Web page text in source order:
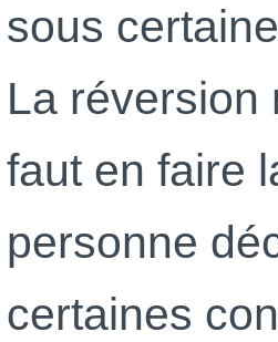
sous
La réversion
faut en faire
personne
certaines